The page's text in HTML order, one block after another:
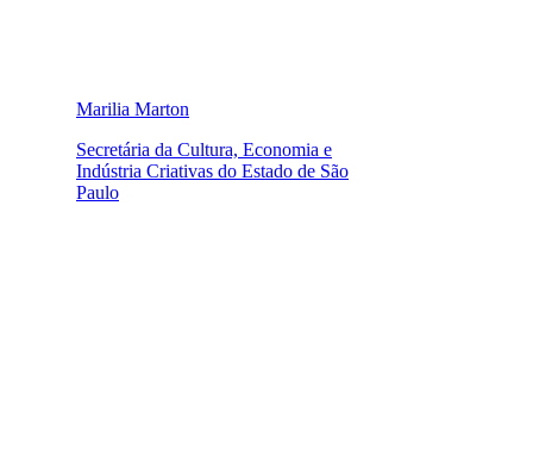
Marilia Marton
Secretária da Cultura, Economia e
Indústria Criativas do Estado de São
Paulo